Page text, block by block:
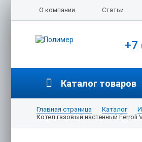
О компании Статьи
+7
Каталог товаров
Главная страница Каталог
Котел газовый настенный Ferroli